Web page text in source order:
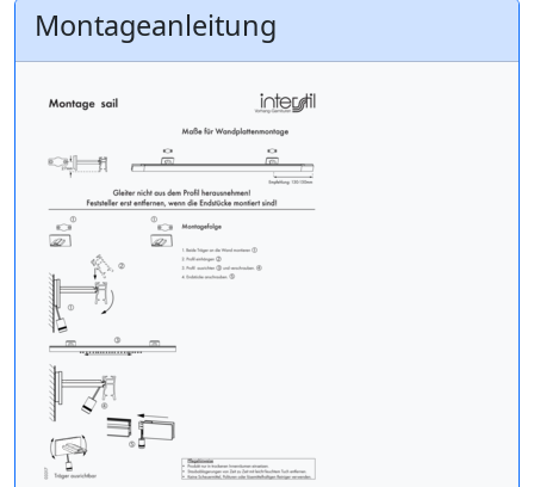
Montageanleitung